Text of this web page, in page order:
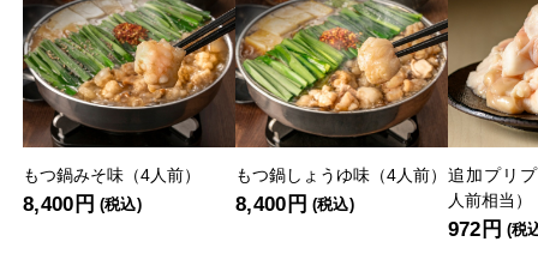
もつ鍋みそ味（4人前）
8,400円 (税込)
もつ鍋しょうゆ味（4人前）
8,400円 (税込)
追加プリ
人前相当）
972円 (税